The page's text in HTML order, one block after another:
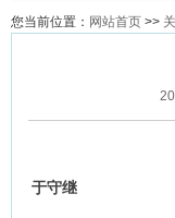
您当前位置： 网站首页 >>
于守继